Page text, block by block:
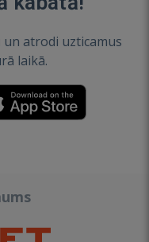
un atrodi uzticamus
laikā.